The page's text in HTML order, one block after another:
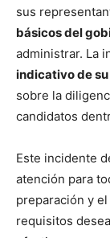
sus
básicos del
administrar. La
indicativo de
sobre la
candidatos
Este incidente
atención para
preparación y
requisitos